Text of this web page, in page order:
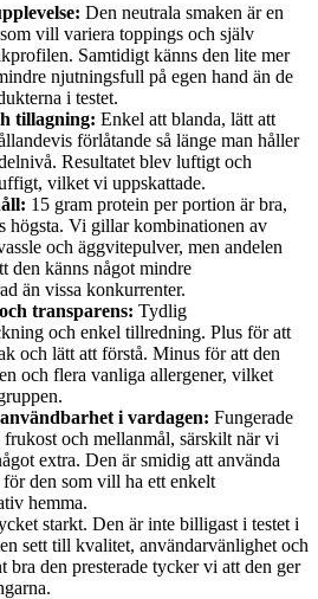
Den neutrala smaken är en
vill variera toppings och själv
Samtidigt känns den lite mer
njutningsfull på egen hand än de
i testet.
tillagning: Enkel att blanda, lätt att
förlåtande så länge man håller
Resultatet blev luftigt och
vilket vi uppskattade.
15 gram protein per portion är bra,
högsta. Vi gillar kombinationen av
och äggvitepulver, men andelen
den känns något mindre
än vissa konkurrenter.
transparens: Tydlig
och enkel tillredning. Plus för att
och lätt att förstå. Minus för att den
och flera vanliga allergener, vilket
i vardagen: Fungerade
frukost och mellanmål, särskilt när vi
extra. Den är smidig att använda
för den som vill ha ett enkelt
hemma.
starkt. Den är inte billigast i testet i
sett till kvalitet, användarvänlighet och
bra den presterade tycker vi att den ger